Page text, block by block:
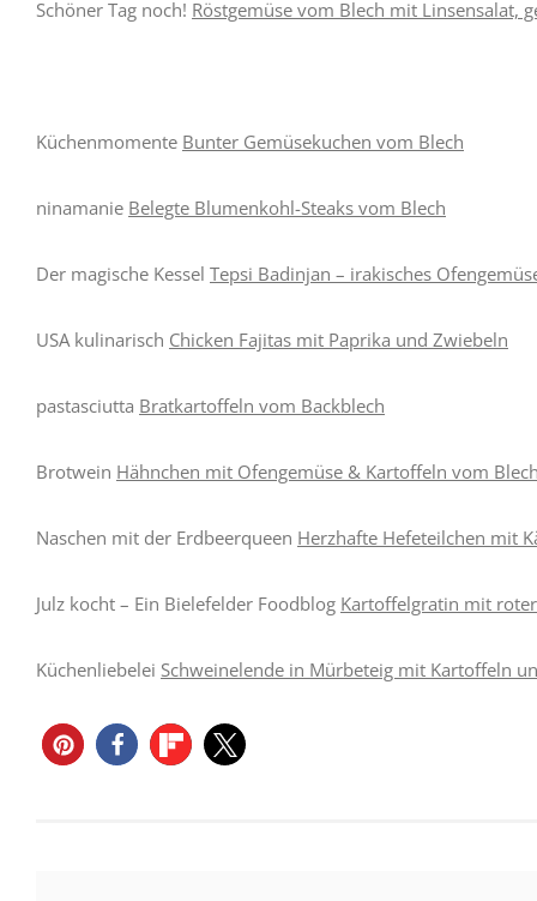
Schöner Tag noch! Röstgemüse vom Blech mit Linsensalat,
Küchenmomente Bunter Gemüsekuchen vom Blech
ninamanie Belegte Blumenkohl-Steaks vom Blech
Der magische Kessel Tepsi Badinjan – irakisches
USA kulinarisch Chicken Fajitas mit Paprika und Zwiebeln
pastasciutta Bratkartoffeln vom Backblech
Brotwein Hähnchen mit Ofengemüse & Kartoffeln vom
Naschen mit der Erdbeerqueen Herzhafte Hefeteilchen mit
Julz kocht – Ein Bielefelder Foodblog Kartoffelgratin mit
Küchenliebelei Schweinelende in Mürbeteig mit Kartoffeln